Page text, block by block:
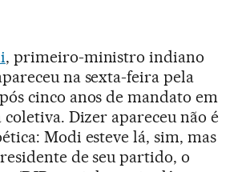
, primeiro-ministro indiano
na sexta-feira pela
cinco anos de mandato em
Dizer apareceu não é
Modi esteve lá, sim, mas
de seu partido, o